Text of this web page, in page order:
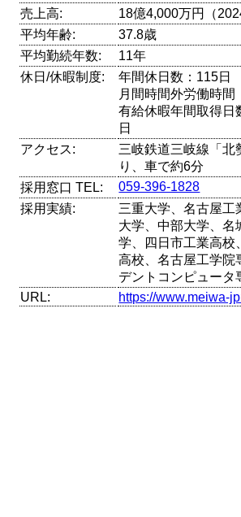
売上高:
18億4,000万円（
平均年齢:
37.8歳
平均勤続年数:
11年
休日/休暇制度:
年間休日数：115日
月間時間外労働時間
有給休暇年間取得日
日
アクセス:
三岐鉄道三岐線「北
り、車で約6分
採用窓口 TEL:
059-396-1828
採用実績:
三重大学、名古屋工
大学、中部大学、名
学、四日市工業高校
高校、名古屋工学院
デントコンピュータ
URL:
https://www.meiwa-